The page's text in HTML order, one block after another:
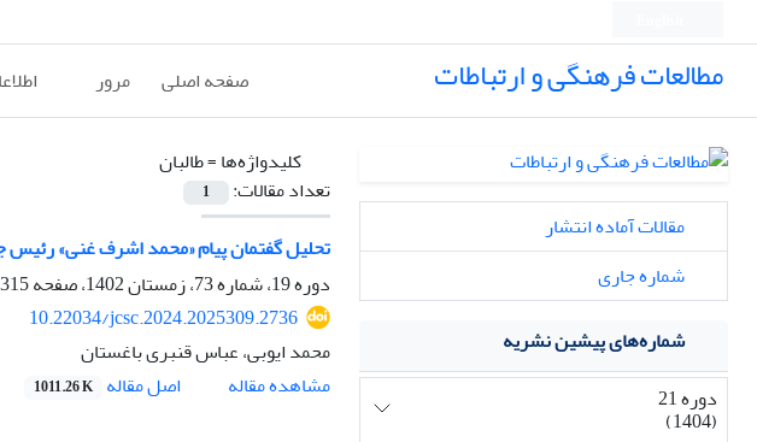
مطالعات فرهنگی و ارتباطات صفحه اصلی مرور
کلیدواژه‌ها =طالبان
تعداد مقالات:
1
تحلیل گفتمان پیام «محمد اشرف غنی» رئیس
دوره 19، شماره 73، زمستان 1402، صفحه
315-337
10.22034/jcsc.2024.2025309.2736
محمد ایوبی، عباس قنبری باغستان
مشاهده مقاله
اصل مقاله 1011.26 K
مقالات آماده انتشار
شماره جاری
شماره‌های پیشین نشریه
دوره 21
(1404)